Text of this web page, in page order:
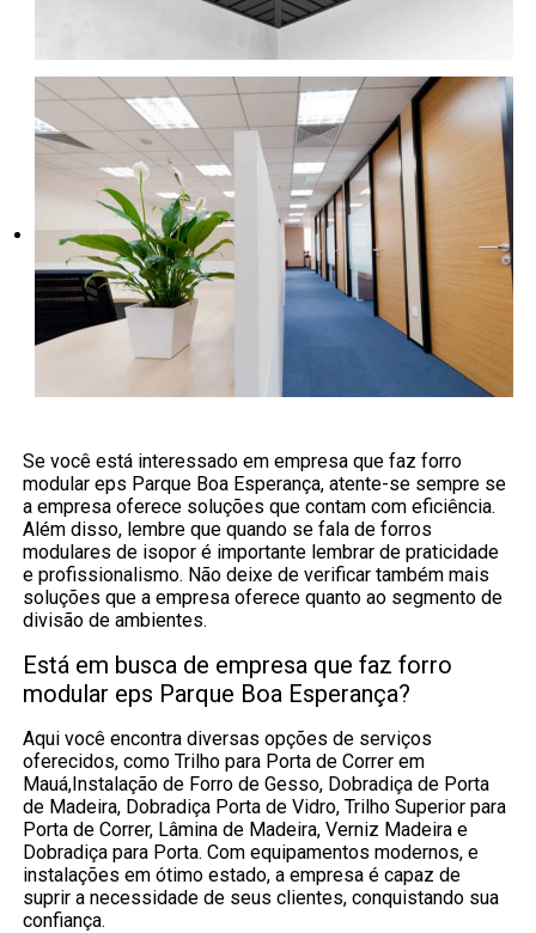
Se você está interessado em empresa que faz forro
modular eps Parque Boa Esperança, atente-se sempre se
a empresa oferece soluções que contam com eficiência.
Além disso, lembre que quando se fala de forros
modulares de isopor é importante lembrar de praticidade
e profissionalismo. Não deixe de verificar também mais
soluções que a empresa oferece quanto ao segmento de
divisão de ambientes.
Está em busca de empresa que faz forro
modular eps Parque Boa Esperança?
Aqui você encontra diversas opções de serviços
oferecidos, como Trilho para Porta de Correr em
Mauá,Instalação de Forro de Gesso, Dobradiça de Porta
de Madeira, Dobradiça Porta de Vidro, Trilho Superior para
Porta de Correr, Lâmina de Madeira, Verniz Madeira e
Dobradiça para Porta. Com equipamentos modernos, e
instalações em ótimo estado, a empresa é capaz de
suprir a necessidade de seus clientes, conquistando sua
confiança.